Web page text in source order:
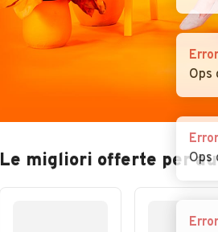
Le migliori offerte per
Error
Ops
Error
Ops
Error